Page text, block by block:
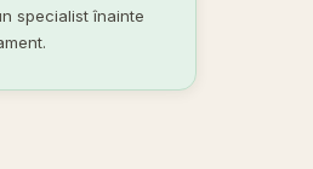
specialist înainte